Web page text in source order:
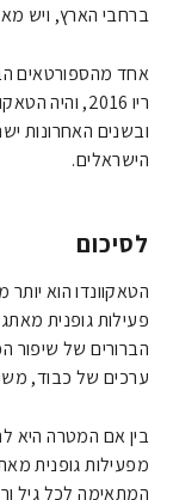
ברחבי הארץ, ויש
אחד מהספורטאים
ריו 2016,
ובשנים האחרונות
הישראלים.
לסיכום
הטאקוונדו הוא
פעילות גופנית
הברורים של שיפור
ערכים של כבוד,
בין אם המטרה היא
מפעילות גופנית
המתאימה לכל גיל